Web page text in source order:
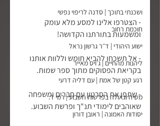
ושכנתי בתוכך | סדנה לריפוי נפשי
חוכמת רחוב
ישוע היהודי | ד״ר גרשון נראל
ליהנות מהחיים | ג׳ויס מאייר
רגע קטן של אמת | עם דליה דרעי
משיח וגאולה בפרשות השבוע | רמי ד.
יסודות האמונה | ראובן דורון
- הצטרפו אלינו למסע מלא עומק
ומשמעות בתורתנו הקדושה!
- אל תשכחו להביא חומש וללוות אותנו
בקריאת הפסוקים מתוך ספר שמות.
- שתפו את הסרטון עם חברים ומשפחה
שאוהבים לימודי תנ"ך ופרשת השבוע.